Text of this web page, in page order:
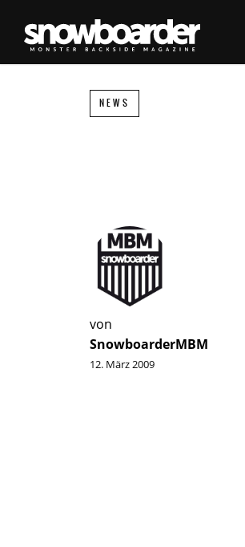
NEWS
von
SnowboarderMBM
12. März 2009